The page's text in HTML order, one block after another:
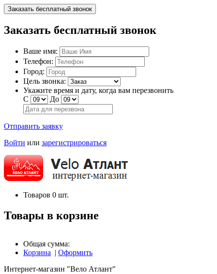
Заказать бесплатный звонок
Заказать бесплатный звонок
Ваше имя:
Телефон:
Город:
Цель звонка:
Укажите время и дату, когда вам перезвонить
С
До
Отправить заявку
Войти или зарегистрироваться
Товаров 0 шт.
Товары в корзине
Общая сумма:
Корзина | Оформить
Интернет-магазин "Вело Атлант"